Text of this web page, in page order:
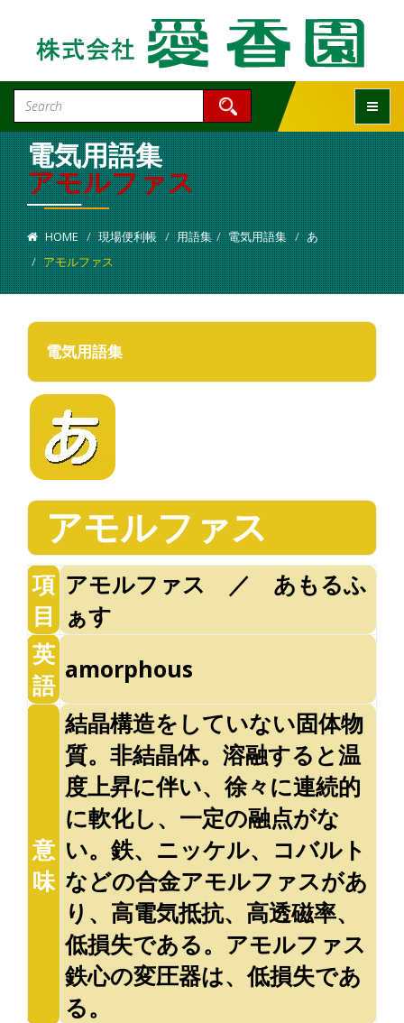
電気用語集
アモルファス
HOME 現場便利帳 用語集 電気用語集
あ
アモルファス
電気用語集
アモルファス
項
目
アモルファス ／ あもるふ
ぁす
英
語
amorphous
意
味
結晶構造をしていない固体物
質。非結晶体。溶融すると温
度上昇に伴い、徐々に連続的
に軟化し、一定の融点がな
い。鉄、ニッケル、コバルト
などの合金アモルファスがあ
り、高電気抵抗、高透磁率、
低損失である。アモルファス
鉄心の変圧器は、低損失であ
る。